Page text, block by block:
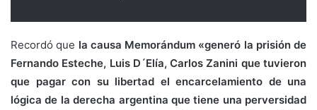
Recordó que la causa Memorándum «generó la prisión de
Fernando Esteche, Luis D´Elía, Carlos Zanini que tuvieron
que pagar con su libertad el encarcelamiento de una
lógica de la derecha argentina que tiene una perversidad